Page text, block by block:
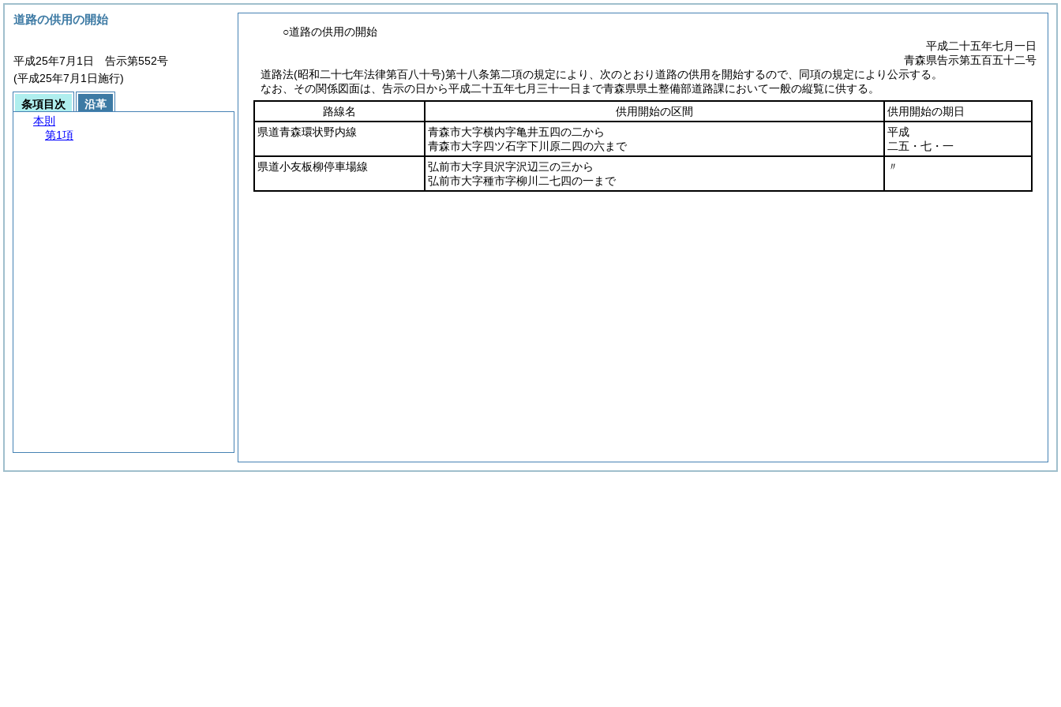
○道路の供用の開始
平成二十五年七月一日
青森県告示第五百五十二号
道路法(昭和二十七年法律第百八十号)第十八条第二項の規定により、次のとおり道路の供用を開始するので、同項の規定により公示する。
なお、その関係図面は、告示の日から平成二十五年七月三十一日まで青森県県土整備部道路課において一般の縦覧に供する。
路線名
供用開始の区間
供用開始の期日
県道青森環状野内線
青森市大字横内字亀井五四の二から
青森市大字四ツ石字下川原二四の六まで
平成
二五・七・一
県道小友板柳停車場線
弘前市大字貝沢字沢辺三の三から
弘前市大字種市字柳川二七四の一まで
〃
道路の供用の開始
平成25年7月1日 告示第552号
(平成25年7月1日施行)
条項目次
沿革
本則
第1項